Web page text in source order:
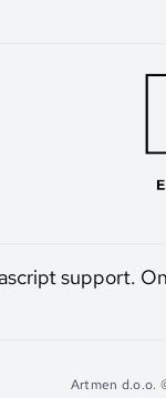
support.
Artmen d.o.o.